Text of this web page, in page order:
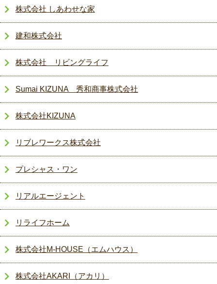
株式会社 しあわせな家
建和株式会社
株式会社 リビングライフ
Sumai KIZUNA 秀和商事株式会社
株式会社KIZUNA
リブレワークス株式会社
プレシャス・ワン
リアルエージェント
リライフホーム
株式会社M-HOUSE（エムハウス）
株式会社AKARI（アカリ）